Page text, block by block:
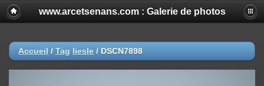
www.arcetsenans.com : Galerie de photos
Accueil / Tag liesle / DSCN7898